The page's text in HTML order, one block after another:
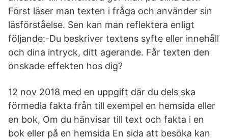
Först läser man texten i fråga och använder sin
läsförståelse. Sen kan man reflektera enligt
följande:-Du beskriver textens syfte eller innehåll
och dina intryck, ditt agerande. Får texten den
önskade effekten hos dig?
12 nov 2018 med en uppgift där du dels ska
förmedla fakta från till exempel en hemsida eller
en bok, Om du hänvisar till text och fakta i en
bok eller på en hemsida En sida att besöka kan